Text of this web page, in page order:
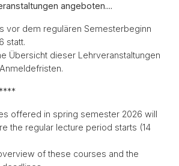
angeboten....
vor dem regulären Semesterbeginn
statt.
Übersicht dieser Lehrveranstaltungen
offered in spring semester 2026 will
the regular lecture period starts (14
of these courses and the